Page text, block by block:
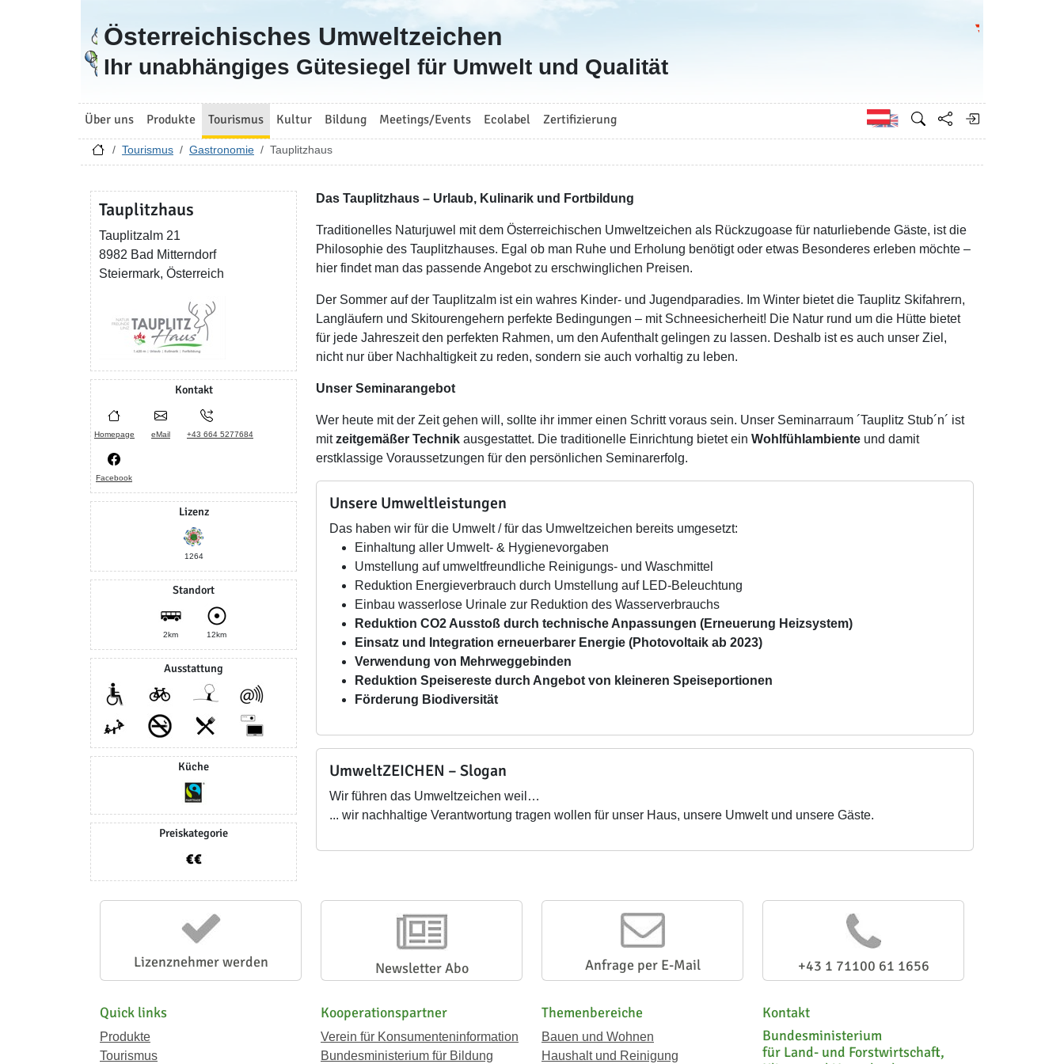
Zur Startseite
Österreichisches Umweltzeichen
Ihr unabhängiges Gütesiegel für Umwelt und Qualität
Über uns Produkte Tourismus Kultur Bildung Meetings/Events Ecolabel Zertifizierung Englisch
Tourismus Gastronomie Tauplitzhaus
Tauplitzhaus
Tauplitzalm 21
8982 Bad Mitterndorf
Steiermark, Österreich
Kontakt
Homepage eMail +43 664 5277684
Facebook
Lizenz
1264
Standort
2km 12km
Ausstattung
Küche
Preiskategorie
Das Tauplitzhaus – Urlaub, Kulinarik und Fortbildung
Traditionelles Naturjuwel mit dem Österreichischen Umweltzeichen als Rückzugoase für naturliebende Gäste, ist die
Philosophie des Tauplitzhauses. Egal ob man Ruhe und Erholung benötigt oder etwas Besonderes erleben möchte –
hier findet man das passende Angebot zu erschwinglichen Preisen.
Der Sommer auf der Tauplitzalm ist ein wahres Kinder- und Jugendparadies. Im Winter bietet die Tauplitz Skifahrern,
Langläufern und Skitourengehern perfekte Bedingungen – mit Schneesicherheit! Die Natur rund um die Hütte bietet
für jede Jahreszeit den perfekten Rahmen, um den Aufenthalt gelingen zu lassen. Deshalb ist es auch unser Ziel,
nicht nur über Nachhaltigkeit zu reden, sondern sie auch vorhaltig zu leben.
Unser Seminarangebot
Wer heute mit der Zeit gehen will, sollte ihr immer einen Schritt voraus sein. Unser Seminarraum ´Tauplitz Stub´n´ ist
mitzeitgemäßer Technik ausgestattet. Die traditionelle Einrichtung bietet ein Wohlfühlambiente und damit
erstklassige Voraussetzungen für den persönlichen Seminarerfolg.
Unsere Umweltleistungen
Das haben wir für die Umwelt / für das Umweltzeichen bereits umgesetzt:
Einhaltung aller Umwelt- & Hygienevorgaben
Umstellung auf umweltfreundliche Reinigungs- und Waschmittel
Reduktion Energieverbrauch durch Umstellung auf LED-Beleuchtung
Einbau wasserlose Urinale zur Reduktion des Wasserverbrauchs
Reduktion CO2 Ausstoß durch technische Anpassungen (Erneuerung Heizsystem)
Einsatz und Integration erneuerbarer Energie (Photovoltaik ab 2023)
Verwendung von Mehrweggebinden
Reduktion Speisereste durch Angebot von kleineren Speiseportionen
Förderung Biodiversität
UmweltZEICHEN – Slogan
Wir führen das Umweltzeichen weil…
... wir nachhaltige Verantwortung tragen wollen für unser Haus, unsere Umwelt und unsere Gäste.
Lizenznehmer werden Newsletter Abo Anfrage per E-Mail +43 1 71100 61 1656
Quick links
Produkte
Tourismus
Kooperationspartner
Verein für Konsumenteninformation
Bundesministerium für Bildung
Themenbereiche
Bauen und Wohnen
Haushalt und Reinigung
Kontakt
Bundesministerium
für Land- und Forstwirtschaft,